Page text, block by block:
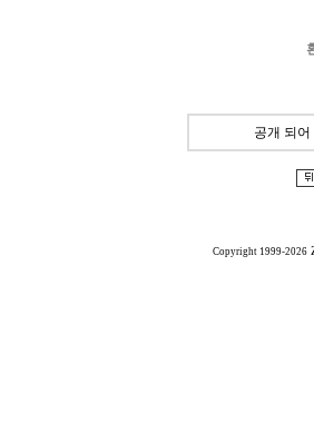
공개 되
Copyright 1999-2026